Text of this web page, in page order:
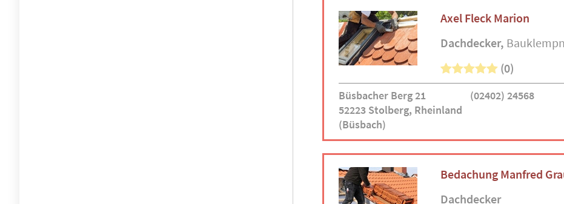
Axel Fleck Marion
Dachdecker
(0)
Büsbacher Berg 21
52223 Stolberg, Rheinland
(Büsbach)
(02402) 24568
Bedachung Manfred
Dachdecker